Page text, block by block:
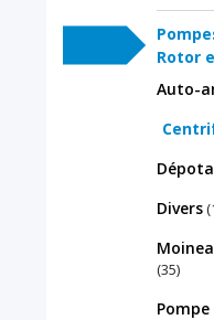
Rotor
Auto-
Divers
(35)